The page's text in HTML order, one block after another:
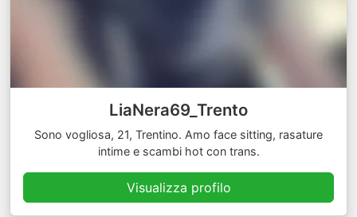
LiaNera69_Trento
Sono vogliosa, 21, Trentino. Amo face sitting, rasature
intime e scambi hot con trans.
Visualizza profilo